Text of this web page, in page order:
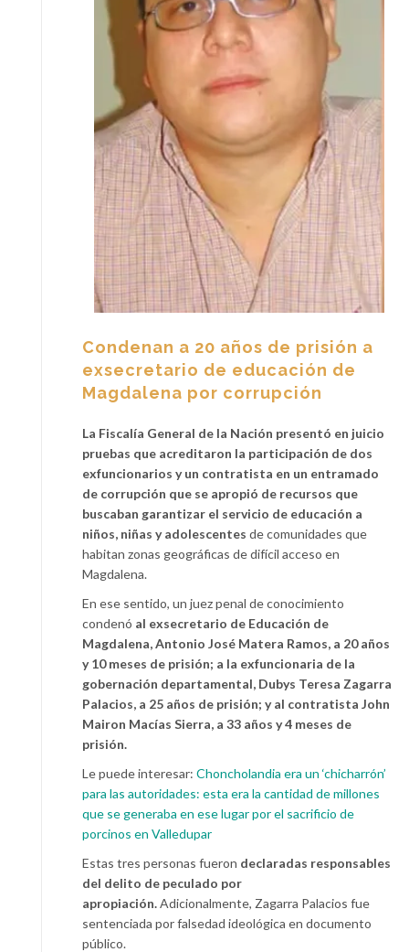
Condenan a 20 años de prisión a
exsecretario de educación de
Magdalena por corrupción
La Fiscalía General de la Nación presentó en juicio
pruebas que acreditaron la participación de dos
exfuncionarios y un contratista en un entramado
de corrupción que se apropió de recursos que
buscaban garantizar el servicio de educación a
niños, niñas y adolescentes de comunidades que
habitan zonas geográficas de difícil acceso en
Magdalena.
En ese sentido, un juez penal de conocimiento
condenó al exsecretario de Educación de
Magdalena, Antonio José Matera Ramos, a 20 años
y 10 meses de prisión; a la exfuncionaria de la
gobernación departamental, Dubys Teresa Zagarra
Palacios, a 25 años de prisión; y al contratista John
Mairon Macías Sierra, a 33 años y 4 meses de
prisión.
Le puede interesar: Choncholandia era un ‘chicharrón’
para las autoridades: esta era la cantidad de millones
que se generaba en ese lugar por el sacrificio de
porcinos en Valledupar
Estas tres personas fueron declaradas responsables
del delito de peculado por
apropiación.Adicionalmente, Zagarra Palacios fue
sentenciada por falsedad ideológica en documento
público.